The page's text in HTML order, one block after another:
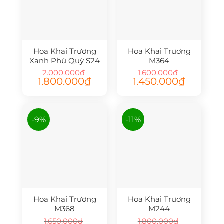
Hoa Khai Trương
Xanh Phú Quý S24
2.000.000₫
Giá
gốc
1.800.000₫Giá
Hoa Khai Trương
M364
1.600.000₫
Giá
gốc
1.450.000₫Giá
-9%
Hoa Khai Trương
M368
1.650.000₫
-11%
Hoa Khai Trương
M244
1.800.000₫